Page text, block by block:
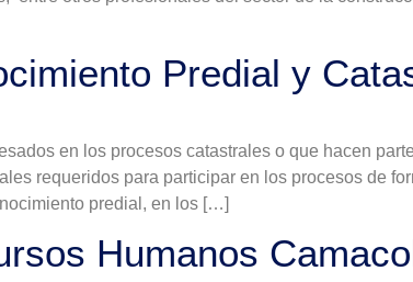
Predial y
en los procesos catastrales o que hacen
requeridos para participar en los procesos de
predial, en los […]
Humanos